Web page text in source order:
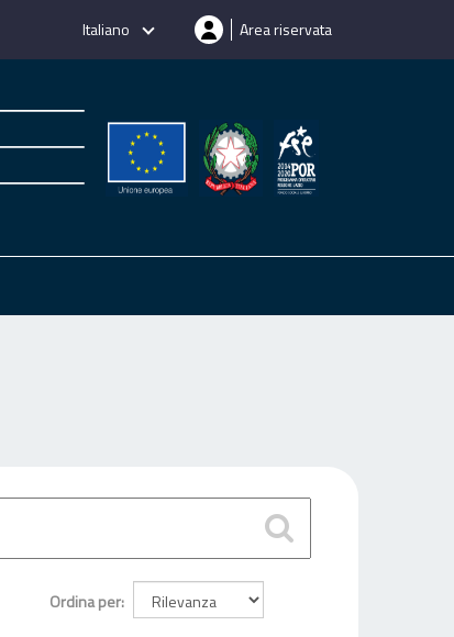
Italiano Area riservata
Ordina per